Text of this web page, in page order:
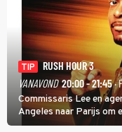
TIP
RUSH HOUR 3
VANAVOND 20:00 - 21:45·
Commissaris Lee en
Angeles naar Parijs om
hand aan te pakken.